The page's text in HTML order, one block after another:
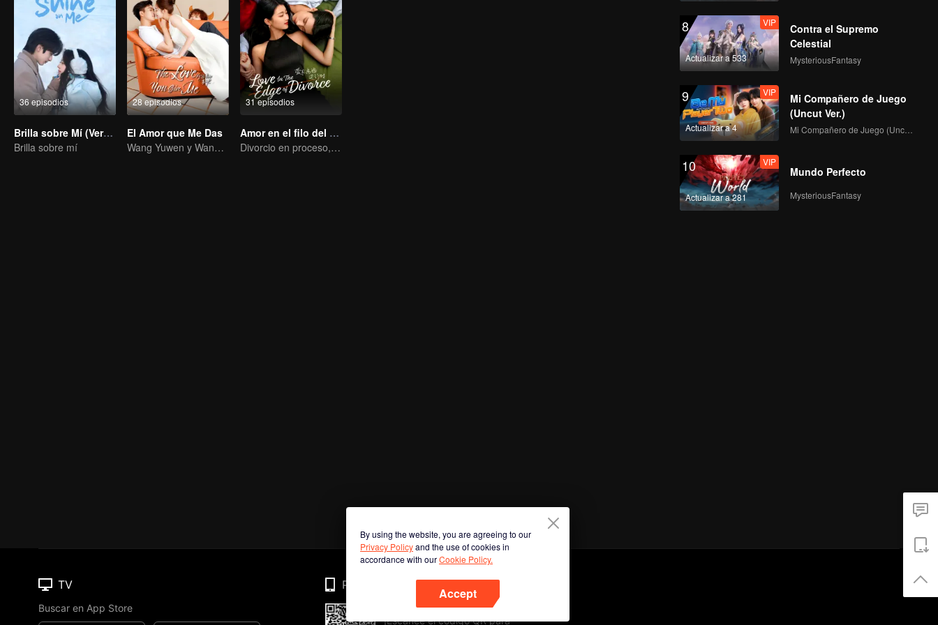
36 episodios
Brilla sobre Mí (Versión en Inglés)
Brilla sobre mí
28 episodios
El Amor que Me Das
Wang Yuwen y Wang Ziqi vuelven a trabajar como pareja
31 episodios
Amor en el filo del divorcio
Divorcio en proceso, el corazón se conmueve en el momento justo
8
Actualizar a 533
VIP
Contra el Supremo
Celestial
MysteriousFantasy
9
Actualizar a 4
VIP
Mi Compañero de Juego
(Uncut Ver.)
Mi Compañero de Juego (Uncut Ver.)
10
Actualizar a 281
VIP
Mundo Perfecto
MysteriousFantasy
By using the website, you are agreeing to our
Privacy Policyand the use of cookies in
accordance with ourCookie Policy.
Accept
TV
Buscar en App Store
Phone
¡Escanee el código QR para